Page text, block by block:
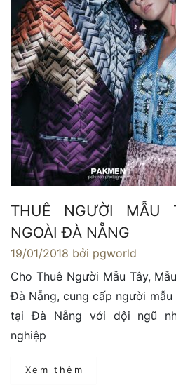
THUÊ NGƯỜI MẪU
NGOÀI ĐÀ NẴNG
19/01/2018 bởi pgworld
Cho Thuê Người Mẫu Tây,
Đà Nẵng, cung cấp người mẫu
tại Đà Nẵng với dội ngũ
nghiệp
Xem thêm